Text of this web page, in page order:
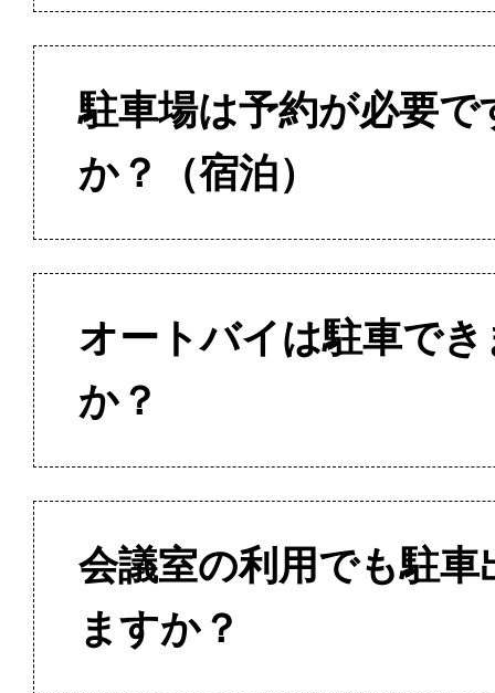
駐車場は予約が必要で
か？（宿泊）
オートバイは駐車でき
か？
会議室の利用でも駐車
ますか？